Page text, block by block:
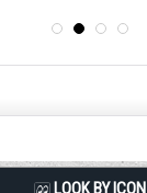
LQQK BY ICON